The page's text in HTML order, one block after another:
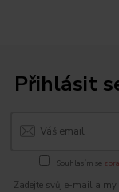
Přihlásit
Souhlasím se
Zadejte svůj e-mail a